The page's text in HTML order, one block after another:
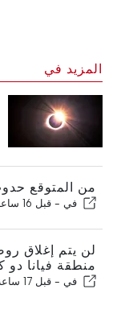
المزيد في
من المتوقع
في - قبل 16 ساعة
لن يتم إغلاق
منطقة فيانا دو
في - قبل 17 ساعة